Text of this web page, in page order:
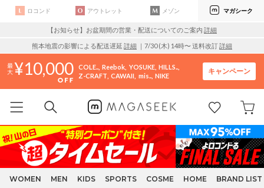
ロコンド アウトレット メゾン マガシーク
【お知らせ】お盆期間の営業・配送についてのご案内 詳細
熊本地震の影響による配送遅延 詳細 ｜7/30 (木) 14時〜 送料改訂詳細
10,000 COLE.. Reebok YOSUKE HILLS..
Z-CRAFT CAWAII mis.. NIKE
キャンペーン
WOMEN MEN KIDS SPORTS COSME HOME BRAND LIST